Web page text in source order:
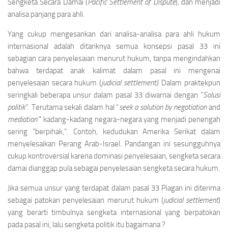
Sengketa Secara Da­mai (Pacific Settlement of Dispute), dan menjadi
analisa panjang para ahli.
Yang cukup mengesankan dari analisa-analisa para ahli hukum
internasional adalah ditariknya semua konsepsi pasal 33 ini
sebagian cara penyelesaian menurut hukum, tanpa mengindahkan
bahwa terdapat anak kalimat dalam pasal ini mengenai
penyelesaian secara hukum (judicial settlement). Dalam praktekpun
seringkali beberapa unsur dalam pasal 33 diwarnai dengan “Solusi
politik”. Terutama sekali dalam hal “seek a solution by negotiationand
mediation”‘ kadang-kadang negara-negara yang menjadi penengah
sering “berpihak,”. Contoh, kedudukan Amerika Serikat dalam
menyelesaikan Perang Arab-Israel. Pandangan ini sesungguhnya
cukup kontroversial karena dominasi penyelesaian, sengketa secara
damai dianggap pula sebagai penyelesaian sengketa secara hukum.
Jika semua unsur yang terdapat dalam pasal 33 Piagan ini diterima
sebagai patokan penyelesaian merurut hukum (judicial settlement)
yang berarti timbulnya sengketa internasional yang berpatokan
pada pasal ini, lalu sengketa politik itu bagaimana ?